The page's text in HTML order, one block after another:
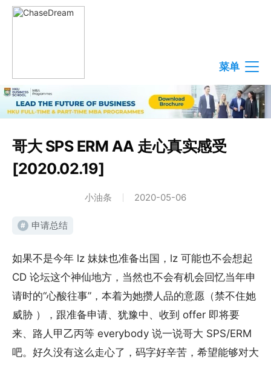
菜单
哥大 SPS ERM AA 走心真实感受
[2020.02.19]
小油条 2020-05-06
# 申请总结
如果不是今年 lz 妹妹也准备出国，lz 可能也不会想起
CD 论坛这个神仙地方，当然也不会有机会回忆当年申
请时的“心酸往事”，本着为她攒人品的意愿（禁不住她
威胁 ），跟准备申请、犹豫中、收到 offer 即将要
来、路人甲乙丙等 everybody 说一说哥大 SPS/ERM
吧。好久没有这么走心了，码字好辛苦，希望能够对大